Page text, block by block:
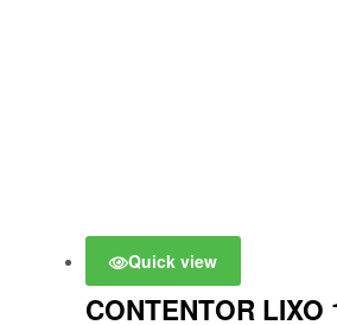
Quick view
CONTENTOR LIXO